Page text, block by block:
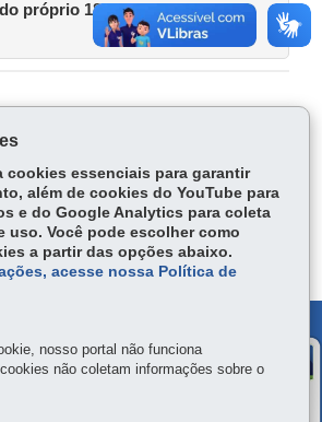
próprio 181 que investigam as
Twitter
Início Imprimir Baixar
cookies essenciais para garantir
além de cookies do YouTube para
e do Google Analytics para coleta
uso. Você pode escolher como
a partir das opções abaixo.
acesse nossa Política de
nosso portal não funciona
não coletam informações sobre o